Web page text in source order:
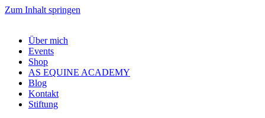
Zum Inhalt springen
Über mich
Events
Shop
AS EQUINE ACADEMY
Blog
Kontakt
Stiftung